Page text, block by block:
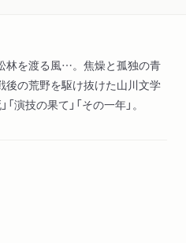
林を渡る風…。焦燥と孤独の青
後の荒野を駆け抜けた山川文学
演技の果て」「その一年」。